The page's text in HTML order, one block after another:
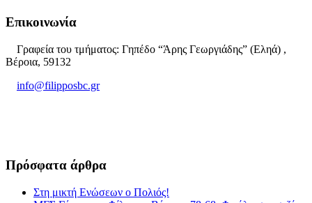
Επικοινωνία
Γραφεία του τμήματος: Γηπέδο “Άρης Γεωργιάδης” (Εληά) ,
Βέροια, 59132
info@filipposbc.gr
Πρόσφατα άρθρα
Στη μικτή Ενώσεων ο Πολιός!